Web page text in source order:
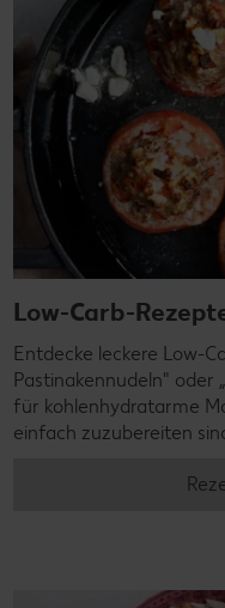
Low-Carb-
Entdecke leckere Low-
Pastinakennudeln" oder
für kohlenhydratarme
einfach zuzubereiten